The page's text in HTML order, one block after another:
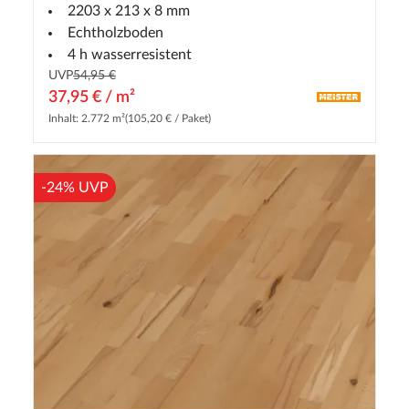
2203 x 213 x 8 mm
Echtholzboden
4 h wasserresistent
UVP54,95 €
37,95 € / m²
Inhalt: 2.772 m²(105,20 € / Paket)
-24% UVP